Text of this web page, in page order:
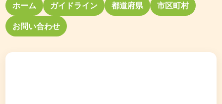
ホーム ガイドライン 都道府県 市区町村
お問い合わせ